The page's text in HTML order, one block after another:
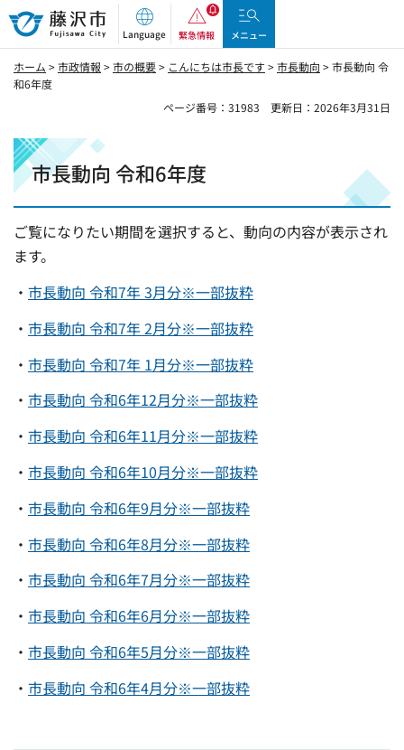
藤沢市
Language 緊急情報 メニュー
ホーム >市政情報 >市の概要> こんにちは市長です>市長動向 > 市長動向 令
和6年度
ページ番号：31983
更新日：2026年3月31日
市長動向 令和6年度
ご覧になりたい期間を選択すると、動向の内容が表示され
ます。
・ 市長動向 令和7年 3月分※一部抜粋
・ 市長動向 令和7年 2月分※一部抜粋
・ 市長動向 令和7年 1月分※一部抜粋
・ 市長動向 令和6年12月分※一部抜粋
・ 市長動向 令和6年11月分※一部抜粋
・ 市長動向 令和6年10月分※一部抜粋
・ 市長動向 令和6年9月分※一部抜粋
・ 市長動向 令和6年8月分※一部抜粋
・ 市長動向 令和6年7月分※一部抜粋
・ 市長動向 令和6年6月分※一部抜粋
・ 市長動向 令和6年5月分※一部抜粋
・ 市長動向 令和6年4月分※一部抜粋